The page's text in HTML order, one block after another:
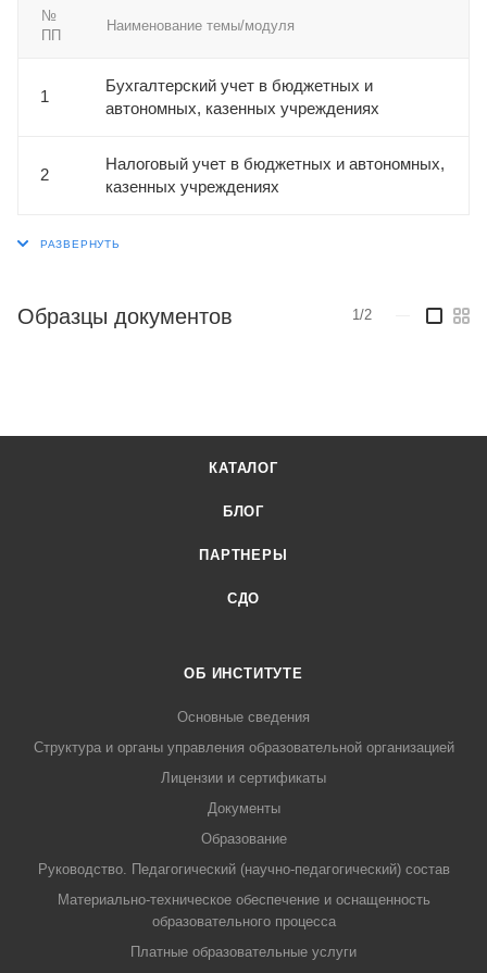
№
ПП
Наименование темы/модуля
1
Бухгалтерский учет в бюджетных и
автономных, казенных учреждениях
2
Налоговый учет в бюджетных и автономных,
казенных учреждениях
Образцы документов 1/2
КАТАЛОГ
БЛОГ
ПАРТНЕРЫ
СДО
ОБ ИНСТИТУТЕ
Основные сведения
Структура и органы управления образовательной организацией
Лицензии и сертификаты
Документы
Образование
Руководство. Педагогический (научно-педагогический) состав
Материально-техническое обеспечение и оснащенность
образовательного процесса
Платные образовательные услуги